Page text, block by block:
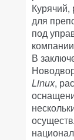
Курячий,
для
под
В
Linux,